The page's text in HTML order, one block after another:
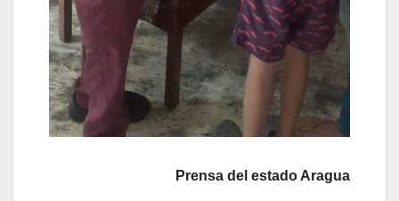
Prensa del estado Aragua